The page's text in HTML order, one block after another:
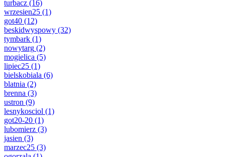
turbacz (16)
wrzesien25 (1)
got40 (12)
beskidwyspowy (32)
tymbark (1)
nowytarg (2)
mogielica (5)
lipiec25 (1)
bielskobiala (6)
blatnia (2)
brenna (3)
ustron (9)
lesnykosciol (1)
got20-20 (1)
lubomierz (3)
jasien (3)
marzec25 (3)